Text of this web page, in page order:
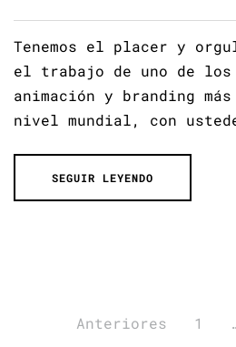
Tenemos el placer y
el trabajo de uno de los
animación y branding
nivel mundial, con
SEGUIR LEYENDO
Paginación
Anteriores 1